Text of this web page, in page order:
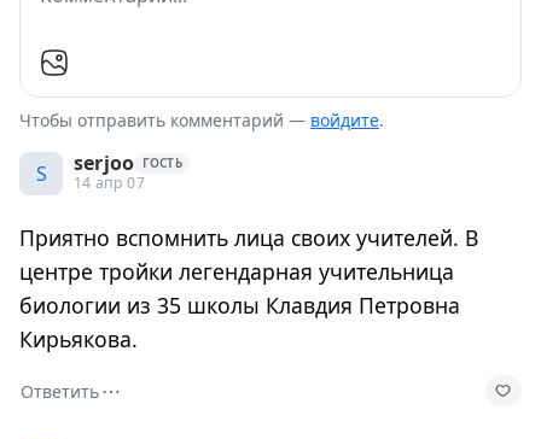
Чтобы отправить комментарий — войдите.
S serjoo ГОСТЬ
14 апр 07
Приятно вспомнить лица своих учителей. В
центре тройки легендарная учительница
биологии из 35 школы Клавдия Петровна
Кирьякова.
Ответить⋯